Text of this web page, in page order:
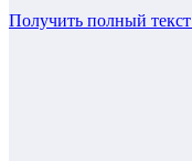
Получить полный текст